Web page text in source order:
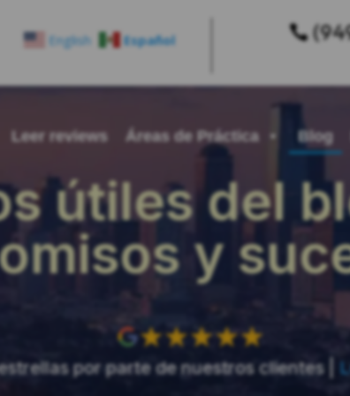
English Español 
Leer reviews Áreas de Práctica Blog
útiles del
y
por parte de nuestros clientes |